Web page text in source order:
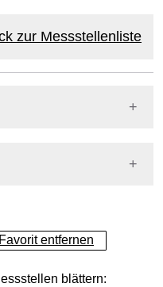
zur Messstellenliste
entfernen
blättern: